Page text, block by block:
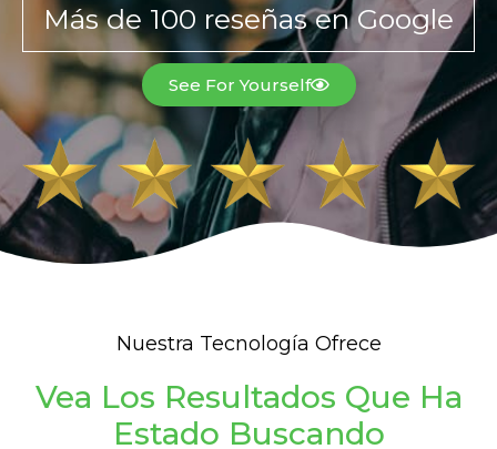
Más de 100 reseñas en Google
See For Yourself
Nuestra Tecnología Ofrece
Vea Los Resultados Que Ha
Estado Buscando